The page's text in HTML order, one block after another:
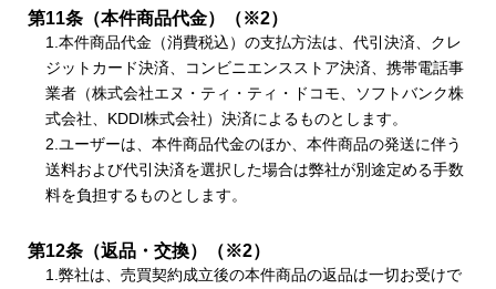
第11条（本件商品代金）（※2）
1.本件商品代金（消費税込）の支払方法は、代引決済、クレ
ジットカード決済、コンビニエンスストア決済、携帯電話事
業者（株式会社エヌ・ティ・ティ・ドコモ、ソフトバンク株
式会社、KDDI株式会社）決済によるものとします。
2.ユーザーは、本件商品代金のほか、本件商品の発送に伴う
送料および代引決済を選択した場合は弊社が別途定める手数
料を負担するものとします。
第12条（返品・交換）（※2）
1.弊社は、売買契約成立後の本件商品の返品は一切お受けで